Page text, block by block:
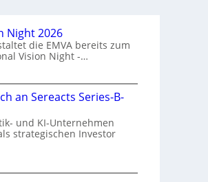
Night 2026
die EMVA bereits zum
Vision Night -…
an Sereacts Series-B-
und KI-Unternehmen
strategischen Investor